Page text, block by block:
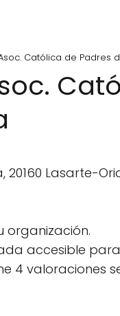
Católica de Padres
20160 Lasarte-
organización.
accesible
4 valoraciones